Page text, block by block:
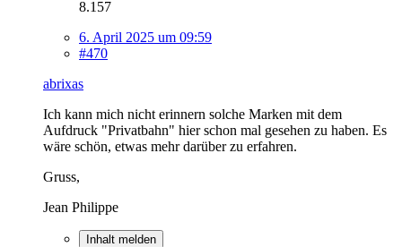
8.157
6. April 2025 um 09:59
#470
abrixas
Ich kann mich nicht erinnern solche Marken mit dem
Aufdruck "Privatbahn" hier schon mal gesehen zu haben. Es
wäre schön, etwas mehr darüber zu erfahren.
Gruss,
Jean Philippe
Inhalt melden